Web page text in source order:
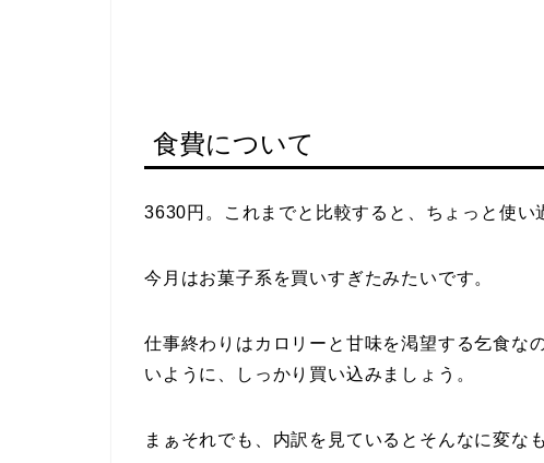
食費について
3630円。これまでと比較すると、ちょっと使い
今月はお菓子系を買いすぎたみたいです。
仕事終わりはカロリーと甘味を渇望する乞食な
いように、しっかり買い込みましょう。
まぁそれでも、内訳を見ているとそんなに変な